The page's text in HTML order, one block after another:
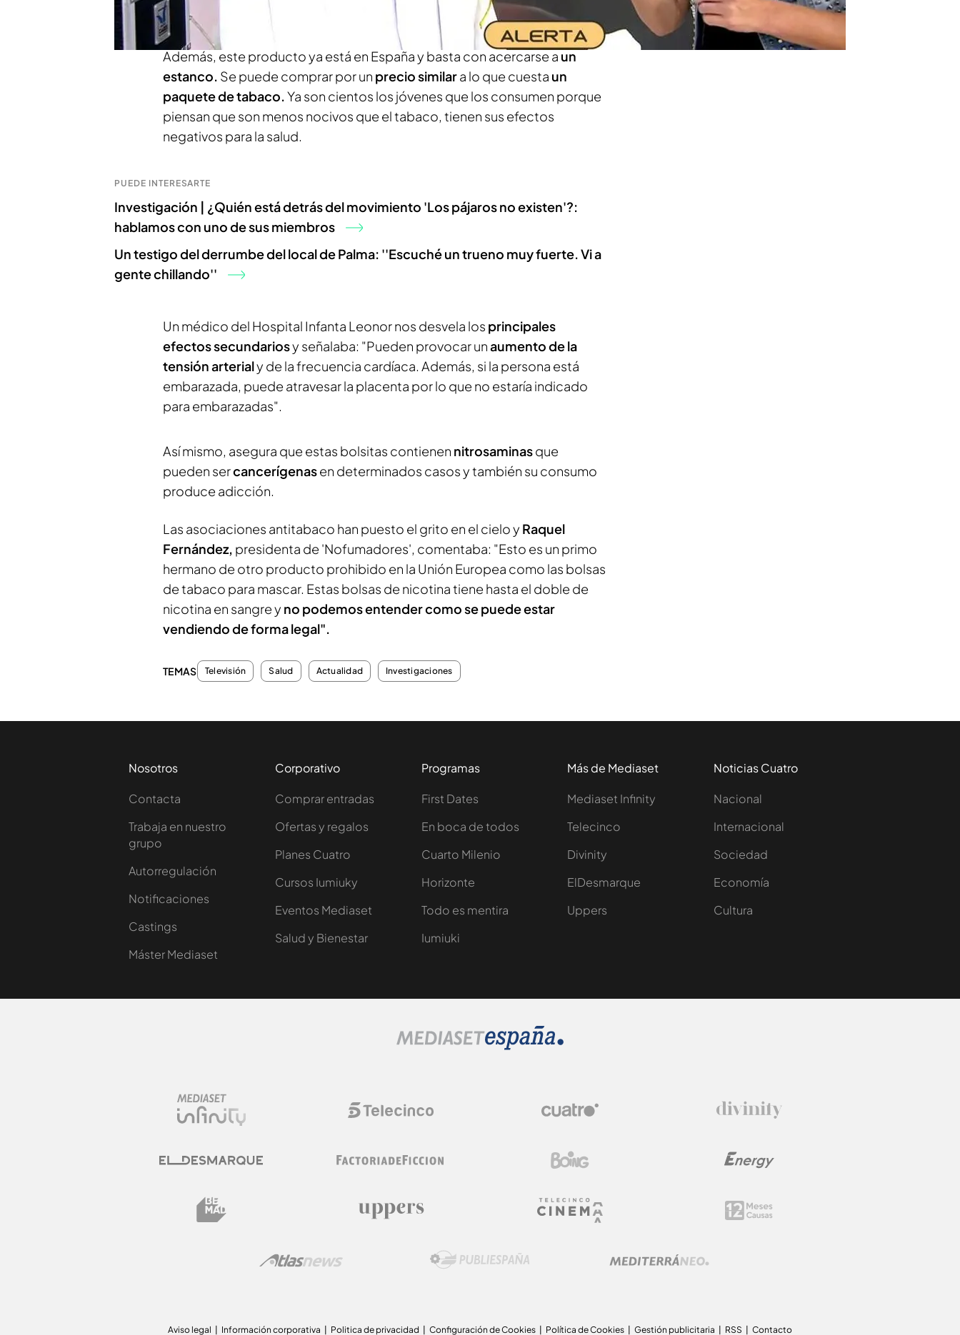
más. Su contenido se absorbe a través de los tejidos de la boca.
Además, este producto ya está en España y basta con acercarse a un
estanco. Se puede comprar por un precio similara lo que cuesta un
paquete de tabaco.Ya son cientos los jóvenes que los consumen porque
piensan que son menos nocivos que el tabaco, tienen sus efectos
negativos para la salud.
PUEDE INTERESARTE
Investigación | ¿Quién está detrás del movimiento 'Los pájaros no existen'?:
hablamos con uno de sus miembros
Un testigo del derrumbe del local de Palma: ''Escuché un trueno muy fuerte. Vi a
gente chillando''
Un médico del Hospital Infanta Leonor nos desvela los principales
efectos secundariosy señalaba: "Pueden provocar unaumento de la
tensión arterialy de la frecuencia cardíaca. Además, si la persona está
embarazada, puede atravesar la placenta por lo que no estaría indicado
para embarazadas".
Así mismo, asegura que estas bolsitas contienen nitrosaminasque
pueden sercancerígenasen determinados casos y también su consumo
produce adicción.
Las asociaciones antitabaco han puesto el grito en el cielo y Raquel
Fernández, presidenta de 'Nofumadores', comentaba: "Esto es un primo
hermano de otro producto prohibido en la Unión Europea como las bolsas
de tabaco para mascar. Estas bolsas de nicotina tiene hasta el doble de
nicotina en sangre y no podemos entender como se puede estar
vendiendo de forma legal".
TEMAS Televisión Salud Actualidad Investigaciones
Nosotros
Contacta
Trabaja en nuestro
grupo
Autorregulación
Notificaciones
Castings
Máster Mediaset
Corporativo
Comprar entradas
Ofertas y regalos
Planes Cuatro
Cursos Iumiuky
Eventos Mediaset
Salud y Bienestar
Programas
First Dates
En boca de todos
Cuarto Milenio
Horizonte
Todo es mentira
Iumiuki
Más de Mediaset
Mediaset Infinity
Telecinco
Divinity
ElDesmarque
Uppers
Noticias Cuatro
Nacional
Internacional
Sociedad
Economía
Cultura
Aviso legal Información corporativa Politica de privacidad Configuración de Cookies Política de Cookies Gestión publicitaria RSS Contacto